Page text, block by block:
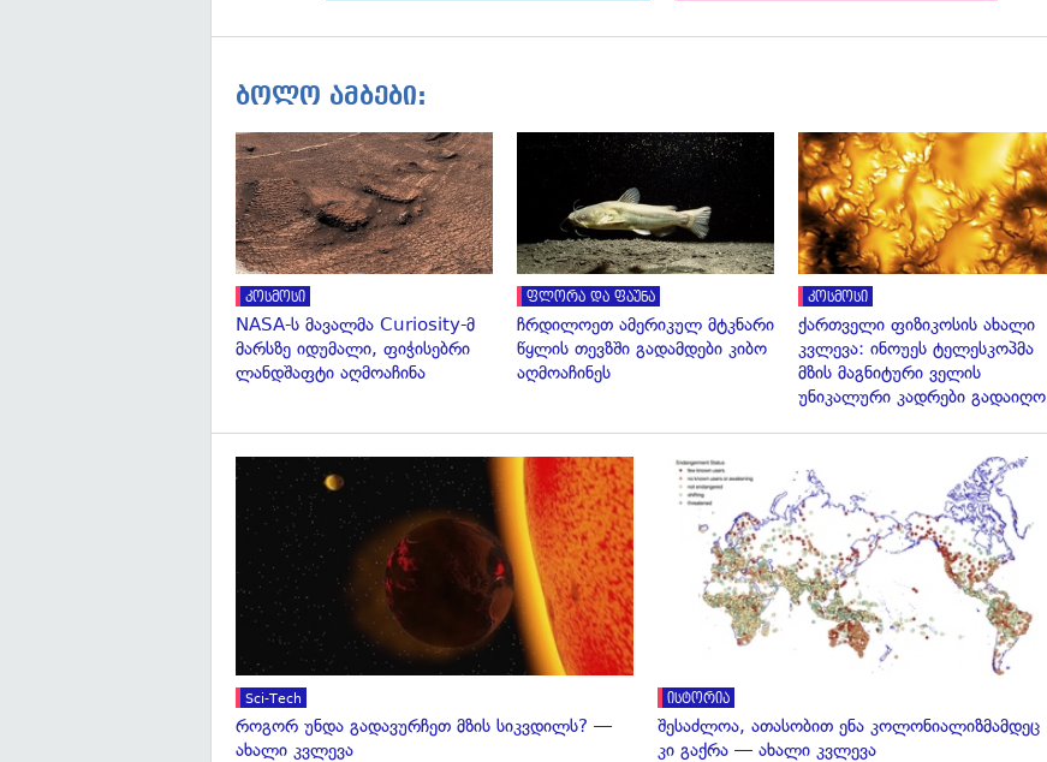
ბოლო ამბები:
კოსმოსი
NASA-ს მავალმა Curiosity-მ
მარსზე იდუმალი, ფიჭისებრი
ლანდშაფტი აღმოაჩინა
გადახედვა
ფლორა და ფაუნა
ჩრდილოეთ ამერიკულ მტკნარი
წყლის თევზში გადამდები კიბო
აღმოაჩინეს
კოსმოსი
ქართველი ფიზიკოსის ახალი
კვლევა: ინოუეს ტელესკოპმა
მზის მაგნიტური ველის
უნიკალური კადრები გადაიღო
გადახედვა
Sci-Tech
როგორ უნდა გადავურჩეთ მზის სიკვდილს? —
ახალი კვლევა
ისტორია
შესაძლოა, ათასობით ენა კოლონიალიზმამდეც
კი გაქრა — ახალი კვლევა